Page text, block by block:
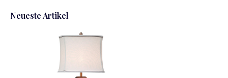
Neueste Artikel